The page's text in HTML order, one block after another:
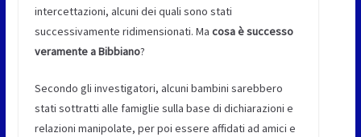
intercettazioni, alcuni dei quali sono stati
successivamente ridimensionati. Ma cosa è successo
veramente a Bibbiano?
Secondo gli investigatori, alcuni bambini sarebbero
stati sottratti alle famiglie sulla base di dichiarazioni e
relazioni manipolate, per poi essere affidati ad amici e